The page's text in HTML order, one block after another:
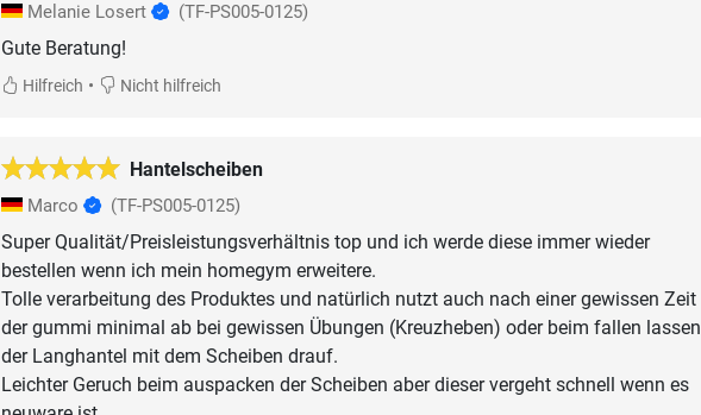
Melanie Losert (TF-PS005-0125)
Gute Beratung!
Hilfreich • Nicht hilfreich
Hantelscheiben
Marco (TF-PS005-0125)
Super Qualität/Preisleistungsverhältnis top und ich werde diese immer wieder
bestellen wenn ich mein homegym erweitere.
Tolle verarbeitung des Produktes und natürlich nutzt auch nach einer gewissen Zeit
der gummi minimal ab bei gewissen Übungen (Kreuzheben) oder beim fallen lassen
der Langhantel mit dem Scheiben drauf.
Leichter Geruch beim auspacken der Scheiben aber dieser vergeht schnell wenn es